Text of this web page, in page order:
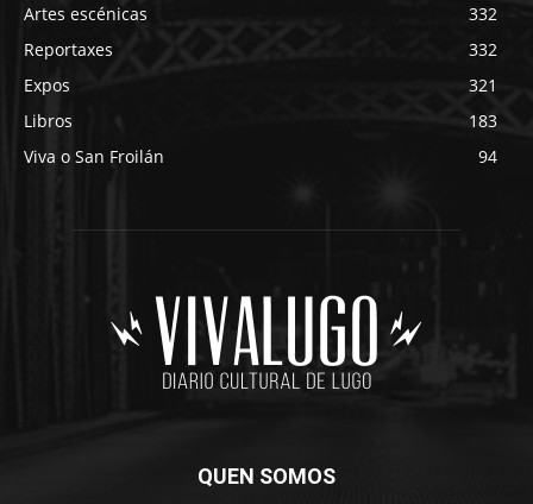
Artes escénicas
332
Reportaxes
332
Expos
321
Libros
183
Viva o San Froilán
94
QUEN SOMOS